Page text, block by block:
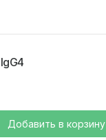
Добавить в корзину